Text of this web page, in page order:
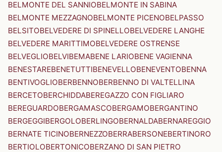
BELMONTE DEL SANNIOBELMONTE IN SABINA
BELMONTE MEZZAGNOBELMONTE PICENOBELPASSO
BELSITOBELVEDERE DI SPINELLOBELVEDERE LANGHE
BELVEDERE MARITTIMOBELVEDERE OSTRENSE
BELVEGLIOBELVIBEMABENE LARIOBENE VAGIENNA
BENESTAREBENETUTTIBENEVELLOBENEVENTOBENNA
BENTIVOGLIOBERBENNOBERBENNO DI VALTELLINA
BERCETOBERCHIDDABEREGAZZO CON FIGLIARO
BEREGUARDOBERGAMASCOBERGAMOBERGANTINO
BERGEGGIBERGOLOBERLINGOBERNALDABERNAREGGIO
BERNATE TICINOBERNEZZOBERRABERSONEBERTINORO
BERTIOLOBERTONICOBERZANO DI SAN PIETRO